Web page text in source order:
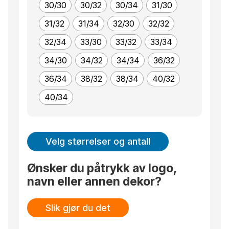
30/30
30/32 30/34
31/30
31/32
31/34 32/30
32/32
32/34
33/30 33/32
33/34
34/30
34/32 34/34
36/32
36/34
38/32 38/34
40/32
40/34
Velg størrelser og antall
Ønsker du påtrykk av logo,
navn eller annen dekor?
Slik gjør du det